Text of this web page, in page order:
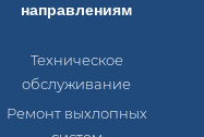
направлениям
Техническое
обслуживание
Ремонт выхлопных